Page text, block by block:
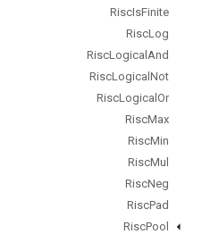
RiscIsFinite
RiscLog
RiscLogical And
RiscLogical Not
RiscLogical Or
RiscMax
RiscMin
RiscMul
RiscNeg
RiscPad
RiscPool